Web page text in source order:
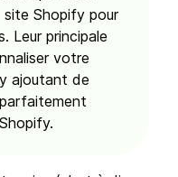
Shopify pour
Leur principale
votre
ajoutant de